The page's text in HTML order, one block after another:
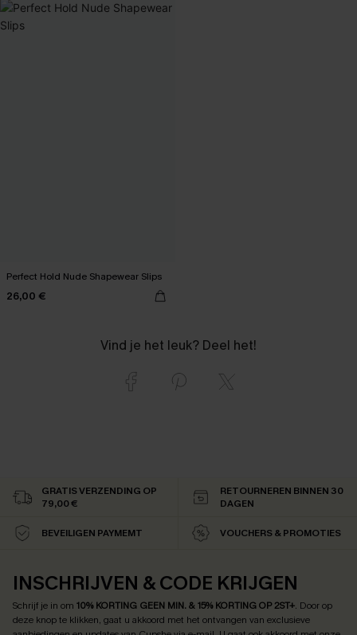
Perfect Hold Nude Shapewear Slips
26,00 €
Vind je het leuk? Deel het!
GRATIS VERZENDING OP
79,00 €
RETOURNEREN BINNEN 30
DAGEN
BEVEILIGEN PAYMEMT VOUCHERS & PROMOTIES
INSCHRIJVEN & CODE KRIJGEN
Schrijf je in om 10% KORTING GEEN MIN. & 15% KORTING OP 2ST+. Door op
deze knop te klikken, gaat u akkoord met het ontvangen van exclusieve